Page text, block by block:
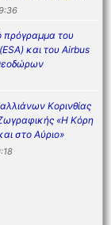
πρόγραμμα του
και του Airbus
Κορινθίας
«Η Κόρη
στο Αύριο»